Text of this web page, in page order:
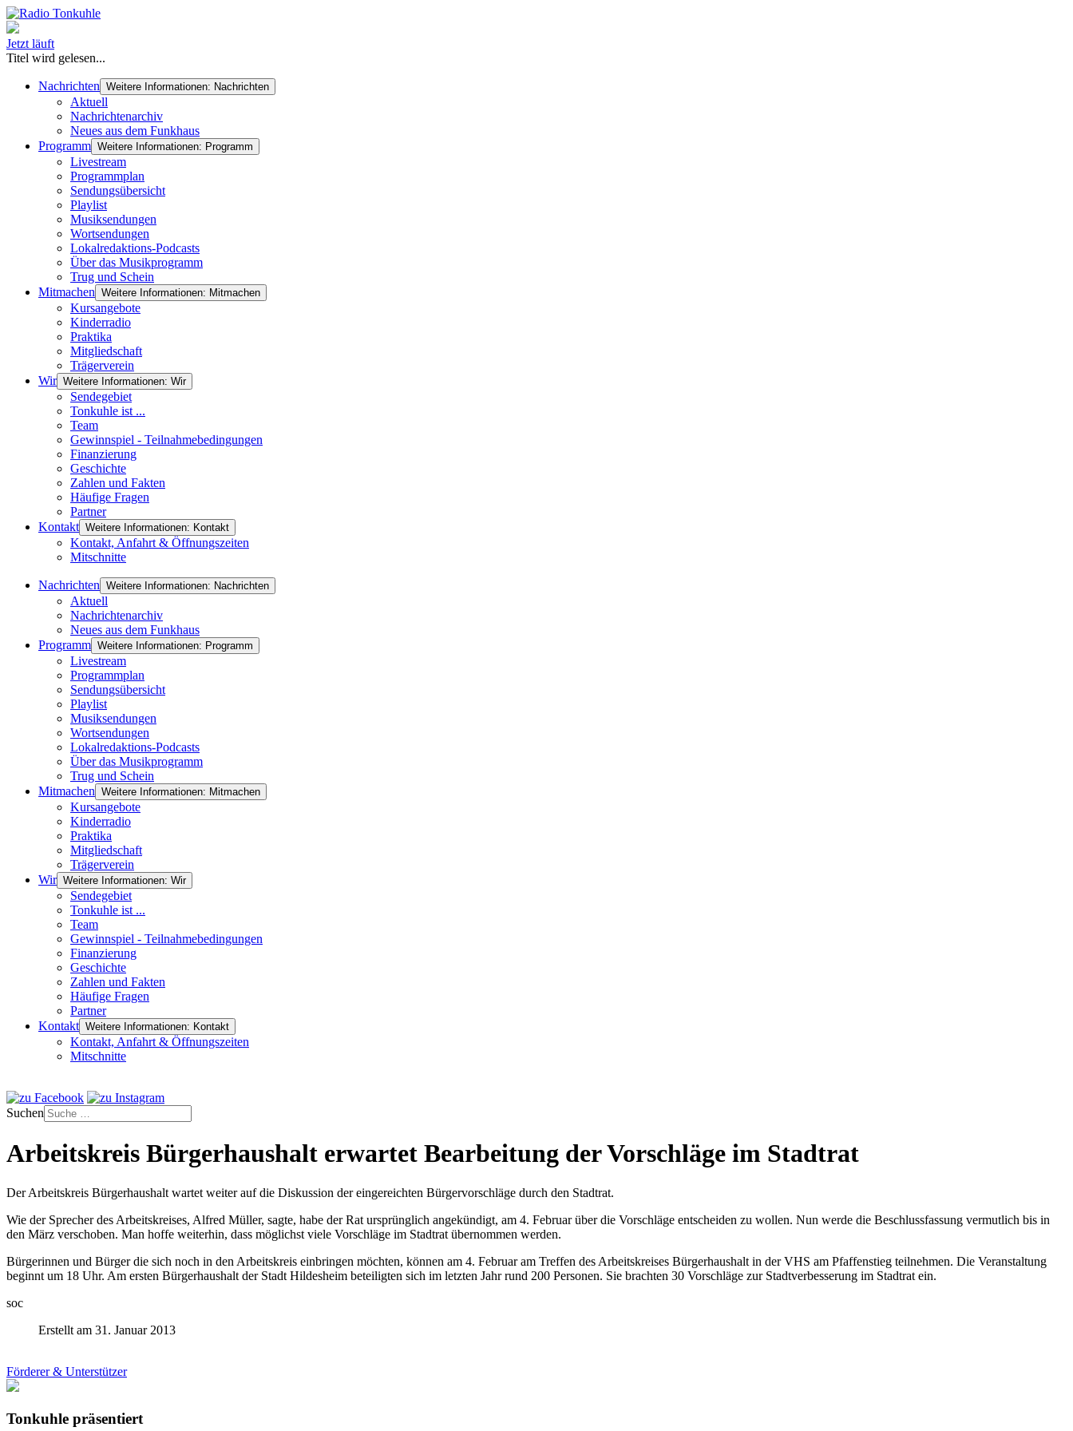
Jetzt läuft
Titel wird gelesen...
Nachrichten Weitere Informationen: Nachrichten
Aktuell
Nachrichtenarchiv
Neues aus dem Funkhaus
Programm Weitere Informationen: Programm
Livestream
Programmplan
Sendungsübersicht
Playlist
Musiksendungen
Wortsendungen
Lokalredaktions-Podcasts
Über das Musikprogramm
Trug und Schein
Mitmachen Weitere Informationen: Mitmachen
Kursangebote
Kinderradio
Praktika
Mitgliedschaft
Trägerverein
Wir Weitere Informationen: Wir
Sendegebiet
Tonkuhle ist ...
Team
Gewinnspiel - Teilnahmebedingungen
Finanzierung
Geschichte
Zahlen und Fakten
Häufige Fragen
Partner
Kontakt Weitere Informationen: Kontakt
Kontakt, Anfahrt & Öffnungszeiten
Mitschnitte
Nachrichten Weitere Informationen: Nachrichten
Aktuell
Nachrichtenarchiv
Neues aus dem Funkhaus
Programm Weitere Informationen: Programm
Livestream
Programmplan
Sendungsübersicht
Playlist
Musiksendungen
Wortsendungen
Lokalredaktions-Podcasts
Über das Musikprogramm
Trug und Schein
Mitmachen Weitere Informationen: Mitmachen
Kursangebote
Kinderradio
Praktika
Mitgliedschaft
Trägerverein
Wir Weitere Informationen: Wir
Sendegebiet
Tonkuhle ist ...
Team
Gewinnspiel - Teilnahmebedingungen
Finanzierung
Geschichte
Zahlen und Fakten
Häufige Fragen
Partner
Kontakt Weitere Informationen: Kontakt
Kontakt, Anfahrt & Öffnungszeiten
Mitschnitte
Suchen
Arbeitskreis Bürgerhaushalt erwartet Bearbeitung der Vorschläge im Stadtrat
Der Arbeitskreis Bürgerhaushalt wartet weiter auf die Diskussion der eingereichten Bürgervorschläge durch den Stadtrat.
Wie der Sprecher des Arbeitskreises, Alfred Müller, sagte, habe der Rat ursprünglich angekündigt, am 4. Februar über die Vorschläge entscheiden zu wollen. Nun werde die Beschlussfassung vermutlich bis in
den März verschoben. Man hoffe weiterhin, dass möglichst viele Vorschläge im Stadtrat übernommen werden.
Bürgerinnen und Bürger die sich noch in den Arbeitskreis einbringen möchten, können am 4. Februar am Treffen des Arbeitskreises Bürgerhaushalt in der VHS am Pfaffenstieg teilnehmen. Die Veranstaltung
beginnt um 18 Uhr. Am ersten Bürgerhaushalt der Stadt Hildesheim beteiligten sich im letzten Jahr rund 200 Personen. Sie brachten 30 Vorschläge zur Stadtverbesserung im Stadtrat ein.
soc
Erstellt am 31. Januar 2013
Förderer & Unterstützer
Tonkuhle präsentiert